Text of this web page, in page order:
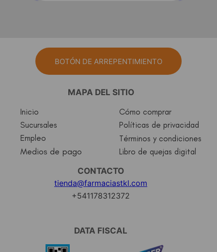
BOTÓN DE ARREPENTIMIENTO
MAPA DEL SITIO
Inicio
Sucursales
Empleo
Medios de pago
Cómo comprar
Políticas de privacidad
Términos y condiciones
Libro de quejas digital
CONTACTO
tienda@farmaciastkl.com
+541178312372
DATA FISCAL